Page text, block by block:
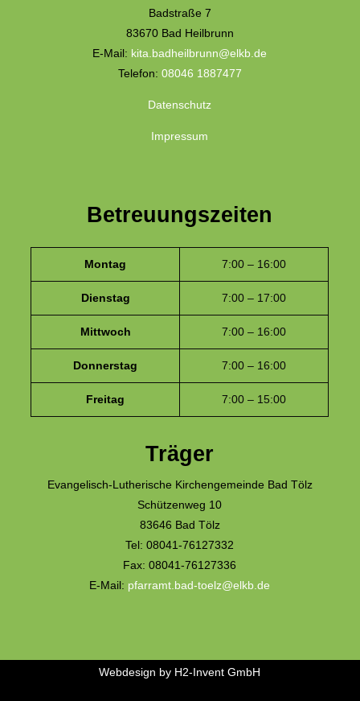
Badstraße 7
83670 Bad Heilbrunn
E-Mail: kita.badheilbrunn@elkb.de
Telefon: 08046 1887477
Datenschutz
Impressum
Betreuungszeiten
Montag 7:00 – 16:00
Dienstag 7:00 – 17:00
Mittwoch 7:00 – 16:00
Donnerstag 7:00 – 16:00
Freitag 7:00 – 15:00
Träger
Evangelisch-Lutherische Kirchengemeinde Bad Tölz
Schützenweg 10
83646 Bad Tölz
Tel: 08041-76127332
Fax: 08041-76127336
E-Mail: pfarramt.bad-toelz@elkb.de
Webdesign by H2-Invent GmbH